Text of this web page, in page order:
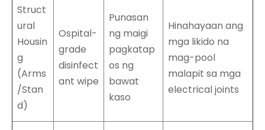
Struct
ural
Housin
g
(Arms
/Stan
d)
Ospital-
grade
disinfect
ant wipe
Punasan
ng maigi
pagkatap
os ng
bawat
kaso
Hinahayaan ang
mga likido na
mag-pool
malapit sa mga
electrical joints